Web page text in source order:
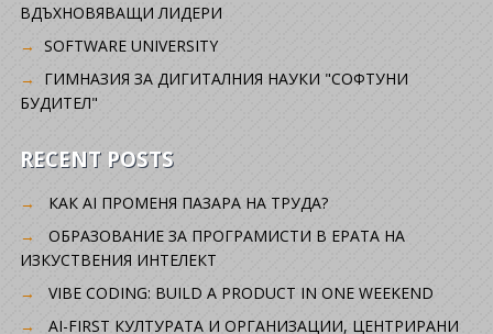
ВДЪХНОВЯВАЩИ ЛИДЕРИ
SOFTWARE UNIVERSITY
ГИМНАЗИЯ ЗА ДИГИТАЛНИЯ НАУКИ "СОФТУНИ
БУДИТЕЛ"
RECENT POSTS
КАК AI ПРОМЕНЯ ПАЗАРА НА ТРУДА?
ОБРАЗОВАНИЕ ЗА ПРОГРАМИСТИ В ЕРАТА НА
ИЗКУСТВЕНИЯ ИНТЕЛЕКТ
VIBE CODING: BUILD A PRODUCT IN ONE WEEKEND
AI-FIRST КУЛТУРАТА И ОРГАНИЗАЦИИ, ЦЕНТРИРАНИ